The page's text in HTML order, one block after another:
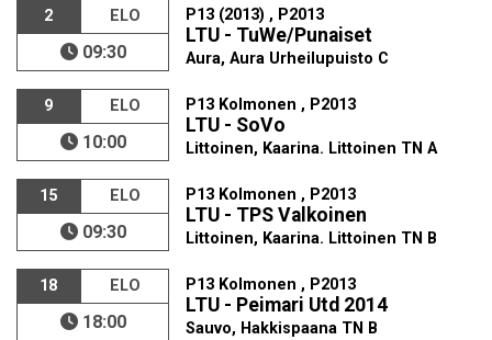
2 ELO
09:30
P13 (2013) , P2013
LTU - TuWe/Punaiset
Aura, Aura Urheilupuisto C
9 ELO
10:00
P13 Kolmonen , P2013
LTU - SoVo
Littoinen, Kaarina. Littoinen TN A
15 ELO
09:30
P13 Kolmonen , P2013
LTU - TPS Valkoinen
Littoinen, Kaarina. Littoinen TN B
18 ELO
18:00
P13 Kolmonen , P2013
LTU - Peimari Utd 2014
Sauvo, Hakkispaana TN B